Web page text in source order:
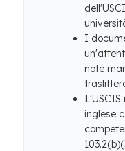
I
note
inglese